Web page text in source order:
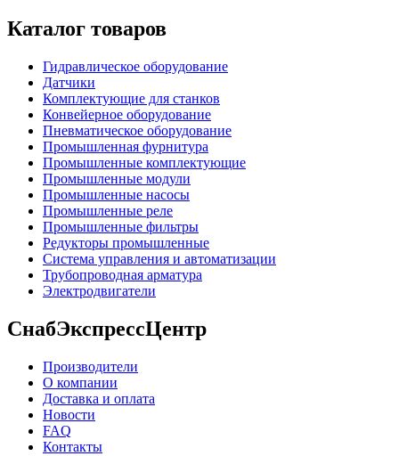
Каталог товаров
Гидравлическое оборудование
Датчики
Комплектующие для станков
Конвейерное оборудование
Пневматическое оборудование
Промышленная фурнитура
Промышленные комплектующие
Промышленные модули
Промышленные насосы
Промышленные реле
Промышленные фильтры
Редукторы промышленные
Система управления и автоматизации
Трубопроводная арматура
Электродвигатели
СнабЭкспрессЦентр
Производители
О компании
Доставка и оплата
Новости
FAQ
Контакты